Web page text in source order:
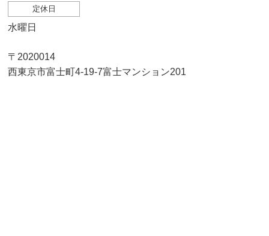
定休日
水曜日
〒2020014
西東京市富士町4-19-7富士マンション201